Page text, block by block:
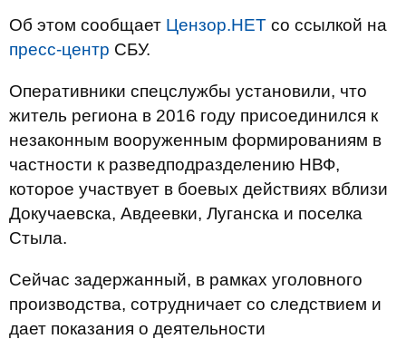
Об этом сообщает Цензор.НЕТ со ссылкой на
пресс-центр СБУ.
Оперативники спецслужбы установили, что
житель региона в 2016 году присоединился к
незаконным вооруженным формированиям в
частности к разведподразделению НВФ,
которое участвует в боевых действиях вблизи
Докучаевска, Авдеевки, Луганска и поселка
Стыла.
Сейчас задержанный, в рамках уголовного
производства, сотрудничает со следствием и
дает показания о деятельности